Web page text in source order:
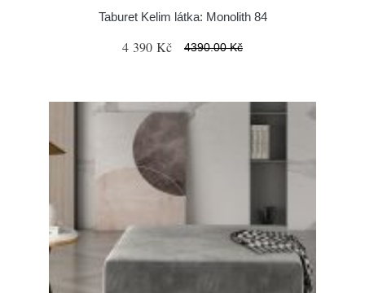
Taburet Kelim látka: Monolith 84
4 390 Kč 4390.00 Kč